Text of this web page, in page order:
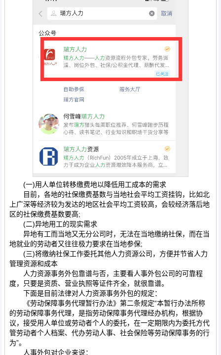
(一)用人单位转移缴费地以降低用工成本的需求
目前，各地的社保缴费基数与当地社会平均工资挂钩，比如北
上广深等经济较为发达的地区社会平均工资较高，会较经济落后地
区的社保缴费基数要高;
(二)异地用工的现实需求
异地有工而当地又无分公司时，无法在当地缴纳社保，而在当
地就业的劳动者又往往极力要求在当地参保;
(三)将缴纳社保工作委托其他人力资源公司，方便并节省人力
管理资源和成本
人力资源事务外包靠谱与否，主要看人事外包公司的可靠程
度，只要是资质、营业执照等证件齐全，就很靠谱。
下面是目前法律对人力资源事务外包的规定：
《劳动保障事务代理暂行办法》第二条规定“本暂行办法所称
的劳动保障事务代理，是指劳动保障事务代理经办机构，根据协
议，接受用人单位或劳动者个人的委托，在一定期限内为委托方代
管劳动者个人档案、代办劳动人事、社会保险等劳动保障事务的行
为”。
人事外包对企业来说：